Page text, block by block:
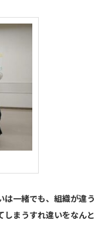
は一緒でも、組織が違う
しまうすれ違いをなんと